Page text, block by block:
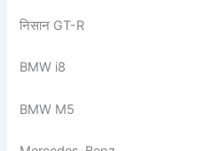
निसान GT-R
BMW i8
BMW M5